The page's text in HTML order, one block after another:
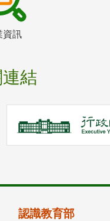
資訊
結
認識教育部